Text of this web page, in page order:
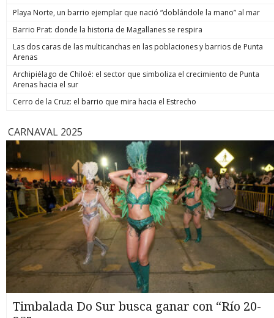
Playa Norte, un barrio ejemplar que nació “doblándole la mano” al mar
Barrio Prat: donde la historia de Magallanes se respira
Las dos caras de las multicanchas en las poblaciones y barrios de Punta
Arenas
Archipiélago de Chiloé: el sector que simboliza el crecimiento de Punta
Arenas hacia el sur
Cerro de la Cruz: el barrio que mira hacia el Estrecho
CARNAVAL 2025
Timbalada Do Sur busca ganar con “Río 20-